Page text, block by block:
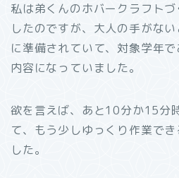
私は弟くんのホバークラフト
したのですが、大人の手がな
に準備されていて、対象学年
内容になっていました。
欲を言えば、あと10分か15分
て、もう少しゆっくり作業で
した。